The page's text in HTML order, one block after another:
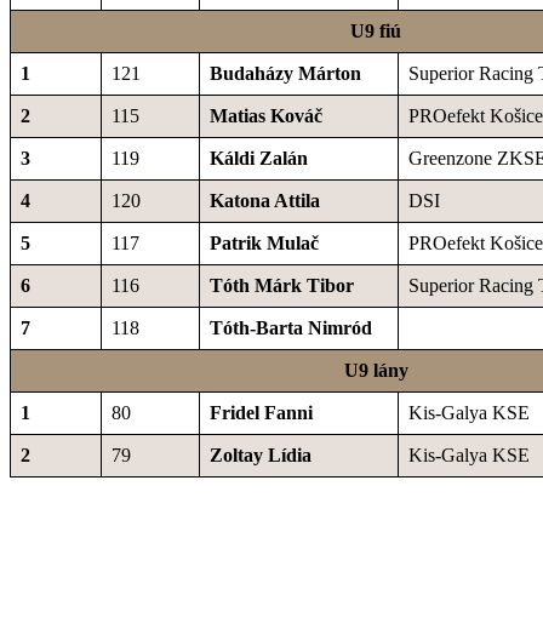
U9 fiú
1 121 Budaházy Márton Superior Racing
2 115 Matias Kováč PROefekt Košice
3 119 Káldi Zalán Greenzone
4 120 Katona Attila DSI
5 117 Patrik Mulač PROefekt Košice
6 116 Tóth Márk Tibor Superior Racing
7 118 Tóth-Barta Nimród
U9 lány
1 80 Fridel Fanni Kis-Galya KSE
2 79 Zoltay Lídia Kis-Galya KSE